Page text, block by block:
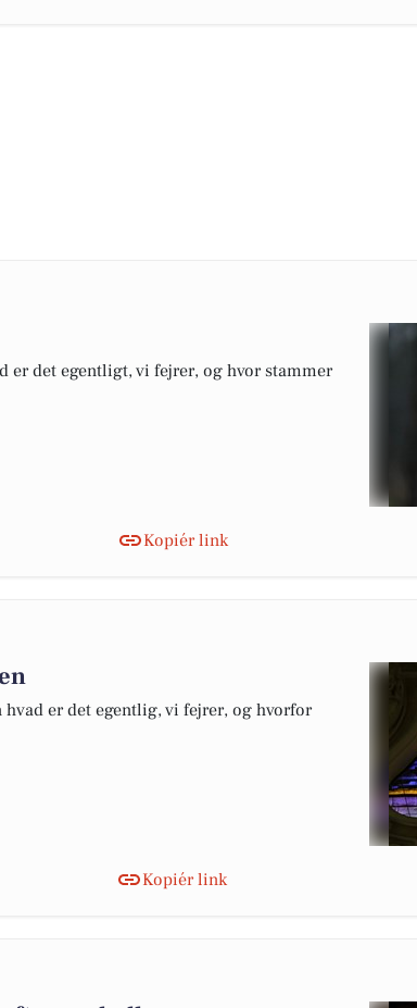
er det egentligt, vi fejrer, og hvor stammer
Kopiér link
er det egentlig, vi fejrer, og hvorfor
Kopiér link